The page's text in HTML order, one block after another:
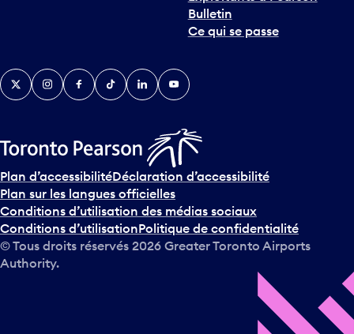
v
e
n
s
u
r
l
e
c
a
Bulletin
Ce qui se passe
TwitterInstagramFacebook
TikTokLinkedInYouTube
Plan d’accessibilitéDéclaration d’accessibilité
Plan sur les langues officielles
Conditions d’utilisation des médias sociaux
Conditions d’utilisationPolitique de confidentialité
© Tous droits réservés 2026 Greater Toronto Airports
Authority.